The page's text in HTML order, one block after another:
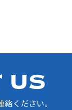
ください。